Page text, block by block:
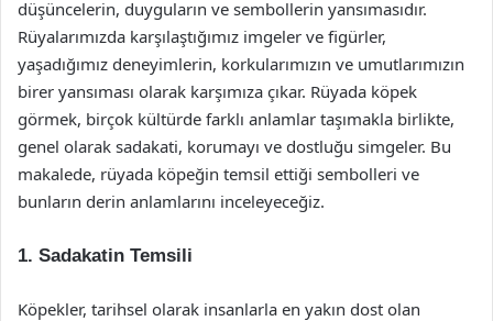
düşüncelerin, duyguların ve sembollerin yansımasıdır.
Rüyalarımızda karşılaştığımız imgeler ve figürler,
yaşadığımız deneyimlerin, korkularımızın ve umutlarımızın
birer yansıması olarak karşımıza çıkar. Rüyada köpek
görmek, birçok kültürde farklı anlamlar taşımakla birlikte,
genel olarak sadakati, korumayı ve dostluğu simgeler. Bu
makalede, rüyada köpeğin temsil ettiği sembolleri ve
bunların derin anlamlarını inceleyeceğiz.
1. Sadakatin Temsili
Köpekler, tarihsel olarak insanlarla en yakın dost olan